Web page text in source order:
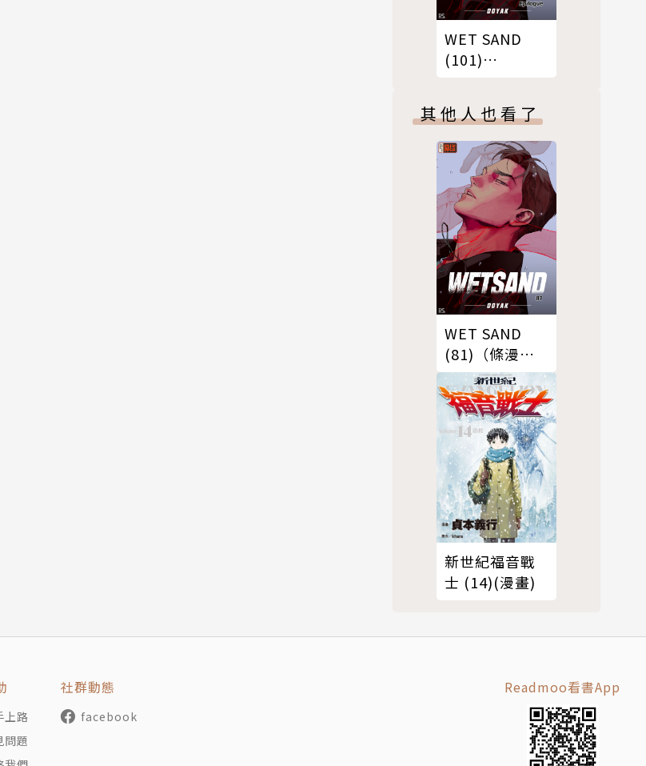
WET SAND
(101)
其他人也看了
WET SAND
(81)（條漫
版）
新世紀福音戰
士 (14)(漫畫)
上路
問題
社群動態
facebook
Readmoo看書App